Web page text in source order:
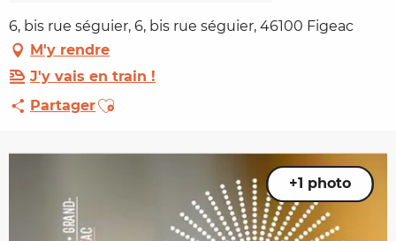
6, bis rue séguier, 6, bis rue séguier, 46100 Figeac
M'y rendre
J'y vais en train !
PartagerAjouter aux favoris
+1 photo